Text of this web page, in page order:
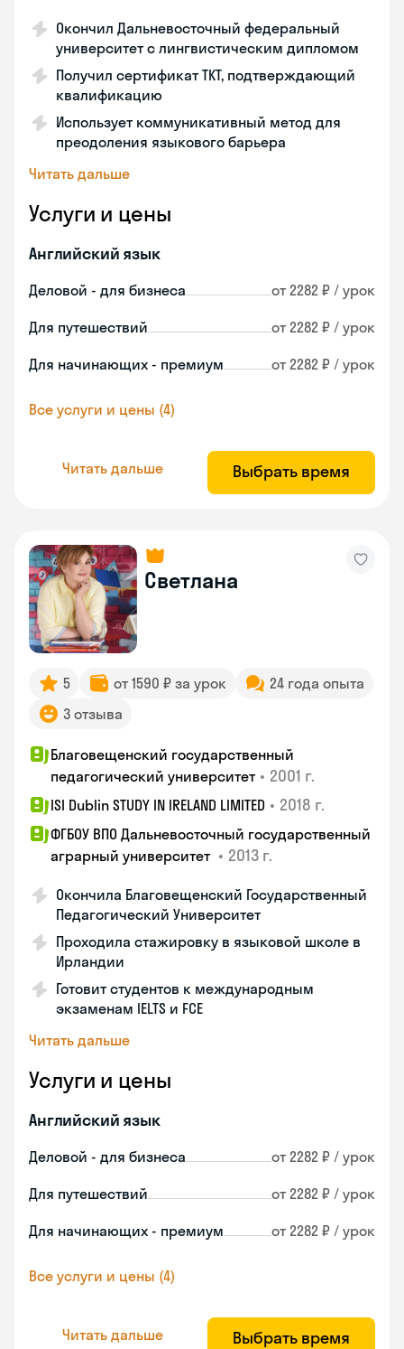
Окончил Дальневосточный федеральный
университет с лингвистическим дипломом
Получил сертификат TKT, подтверждающий
квалификацию
Использует коммуникативный метод для
преодоления языкового барьера
Читать дальше
Услуги и цены
Английский язык
Деловой - для бизнеса от 2282 ₽ / урок
Для путешествий от 2282 ₽ / урок
Для начинающих - премиум от 2282 ₽ / урок
Все услуги и цены (4)
Читать дальше Выбрать время
Светлана
5 от 1590 ₽ за урок
24 года опыта
3 отзыва
Благовещенский государственный
педагогический университет • 2001 г.
ISI Dublin STUDY IN IRELAND LIMITED • 2018 г.
ФГБОУ ВПО Дальневосточный государственный
аграрный университет • 2013 г.
Окончила Благовещенский Государственный
Педагогический Университет
Проходила стажировку в языковой школе в
Ирландии
Готовит студентов к международным
экзаменам IELTS и FCE
Читать дальше
Услуги и цены
Английский язык
Деловой - для бизнеса от 2282 ₽ / урок
Для путешествий от 2282 ₽ / урок
Для начинающих - премиум от 2282 ₽ / урок
Все услуги и цены (4)
Читать дальше Выбрать время